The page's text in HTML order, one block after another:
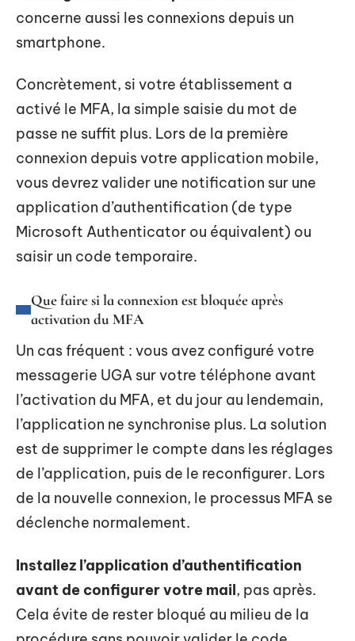
concerne aussi les connexions depuis un
smartphone.
Concrètement, si votre établissement a
activé le MFA, la simple saisie du mot de
passe ne suffit plus. Lors de la première
connexion depuis votre application mobile,
vous devrez valider une notification sur une
application d’authentification (de type
Microsoft Authenticator ou équivalent) ou
saisir un code temporaire.
Que faire si la connexion est bloquée après
activation du MFA
Un cas fréquent : vous avez configuré votre
messagerie UGA sur votre téléphone avant
l’activation du MFA, et du jour au lendemain,
l’application ne synchronise plus. La solution
est de supprimer le compte dans les réglages
de l’application, puis de le reconfigurer. Lors
de la nouvelle connexion, le processus MFA se
déclenche normalement.
Installez l’application d’authentification
avant de configurer votre mail, pas après.
Cela évite de rester bloqué au milieu de la